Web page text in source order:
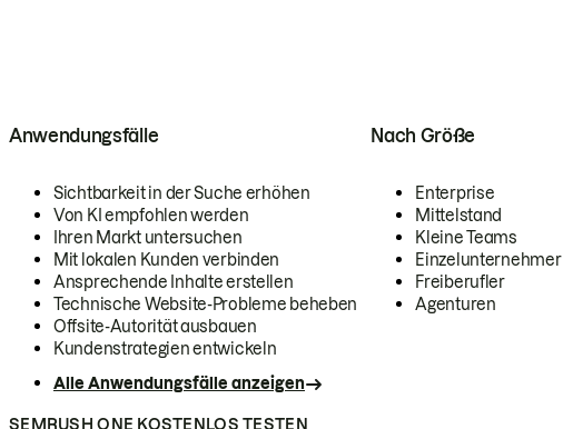
Anwendungsfälle
Sichtbarkeit in der Suche erhöhen
Von KI empfohlen werden
Ihren Markt untersuchen
Mit lokalen Kunden verbinden
Ansprechende Inhalte erstellen
Technische Website-Probleme beheben
Offsite-Autorität ausbauen
Kundenstrategien entwickeln
Alle Anwendungsfälle anzeigen
Nach Größe
Enterprise
Mittelstand
Kleine Teams
Einzelunternehmer
Freiberufler
Agenturen
SEMRUSH ONE KOSTENLOS TESTEN